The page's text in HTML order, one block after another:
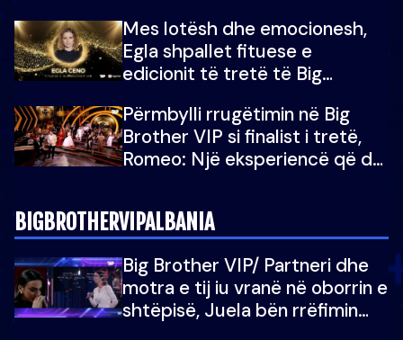
Mes lotësh dhe emocionesh,
Egla shpallet fituese e
edicionit të tretë të Big
Përmbylli rrugëtimin në Big
Brother VIP si finalist i tretë,
Romeo: Një eksperiencë që do
BIGBROTHERVIPALBANIA
Big Brother VIP/ Partneri dhe
motra e tij iu vranë në oborrin e
shtëpisë, Juela bën rrëfimin